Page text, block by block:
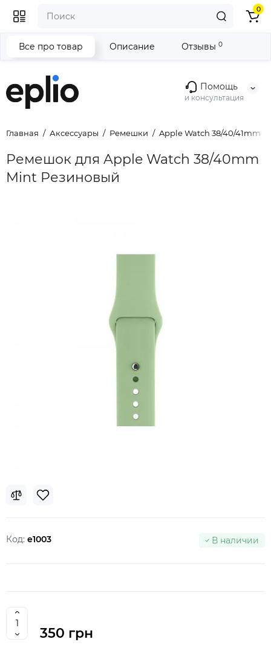
Помощь
и консультация
0
Главная Аксессуары Ремешки Apple Watch 38/40/41mm
Ремешок для Apple Watch 38/40mm
Mint Резиновый
Все про товар Описание Отзывы 0
Код: e1003 В наличии
350 грн